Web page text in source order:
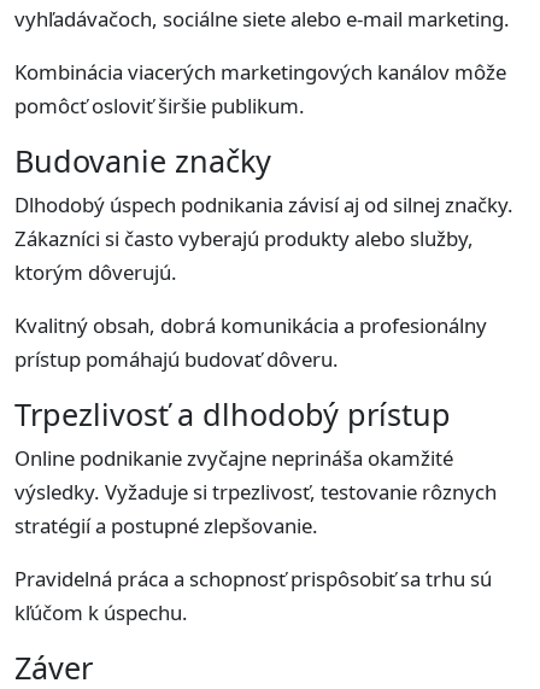
vyhľadávačoch, sociálne siete alebo e-mail marketing.
Kombinácia viacerých marketingových kanálov môže
pomôcť osloviť širšie publikum.
Budovanie značky
Dlhodobý úspech podnikania závisí aj od silnej značky.
Zákazníci si často vyberajú produkty alebo služby,
ktorým dôverujú.
Kvalitný obsah, dobrá komunikácia a profesionálny
prístup pomáhajú budovať dôveru.
Trpezlivosť a dlhodobý prístup
Online podnikanie zvyčajne neprináša okamžité
výsledky. Vyžaduje si trpezlivosť, testovanie rôznych
stratégií a postupné zlepšovanie.
Pravidelná práca a schopnosť prispôsobiť sa trhu sú
kľúčom k úspechu.
Záver